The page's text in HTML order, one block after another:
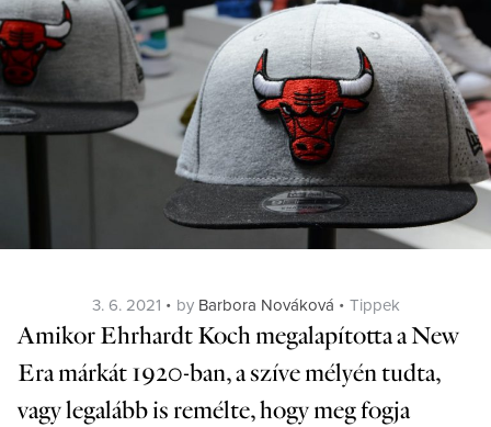
Posted
on
3. 6. 2021 by Barbora Nováková Categories
Tippek
Amikor Ehrhardt Koch megalapította a New
Era márkát 1920-ban, a szíve mélyén tudta,
vagy legalább is remélte, hogy meg fogja